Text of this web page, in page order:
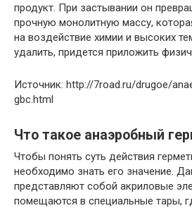
продукт. При застывании он
прочную монолитную массу,
на воздействие химии и высоких
удалить, придется приложить
Источник: http://7road.ru/drugoe/
gbc.html
Что такое анаэробный
Чтобы понять суть действия
необходимо знать его значение.
представляют собой акриловые
помещаются в специальные тары,